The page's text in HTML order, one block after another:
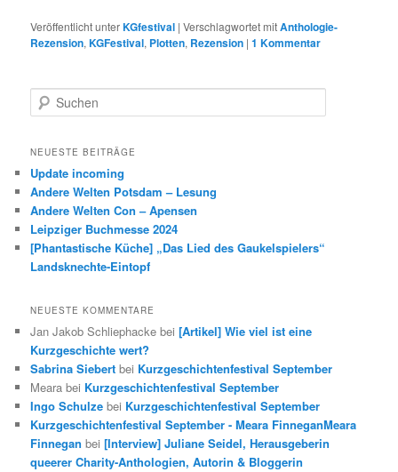
Veröffentlicht unterKGfestival |Verschlagwortet mitAnthologie-
Rezension,KGFestival, Plotten, Rezension |1 Kommentar
u
h
n
NEUESTE BEITRÄGE
Update incoming
Andere Welten Potsdam – Lesung
Andere Welten Con – Apensen
Leipziger Buchmesse 2024
[Phantastische Küche] „Das Lied des Gaukelspielers“
Landsknechte-Eintopf
NEUESTE KOMMENTARE
Jan Jakob Schliephacke bei[Artikel] Wie viel ist eine
Kurzgeschichte wert?
Sabrina Siebert bei Kurzgeschichtenfestival September
Meara bei Kurzgeschichtenfestival September
Ingo Schulze bei Kurzgeschichtenfestival September
Kurzgeschichtenfestival September - Meara FinneganMeara
Finnegan bei[Interview] Juliane Seidel, Herausgeberin
queerer Charity-Anthologien, Autorin & Bloggerin